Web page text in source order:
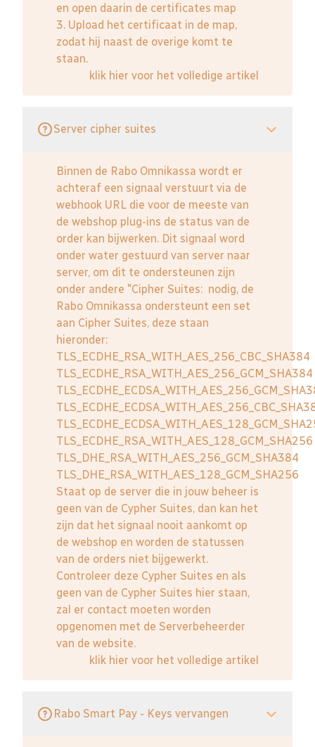
en open daarin de certificates map
3. Upload het certificaat in de map,
zodat hij naast de overige komt te
staan.
klik hier voor het volledige artikel
Server cipher suites
Binnen de Rabo Omnikassa wordt er
achteraf een signaal verstuurt via de
webhook URL die voor de meeste van
de webshop plug-ins de status van de
order kan bijwerken. Dit signaal word
onder water gestuurd van server naar
server, om dit te ondersteunen zijn
onder andere "Cipher Suites: nodig, de
Rabo Omnikassa ondersteunt een set
aan Cipher Suites, deze staan
hieronder:
TLS_ECDHE_RSA_WITH_AES_256_CBC_SHA384
TLS_ECDHE_RSA_WITH_AES_256_GCM_SHA384
TLS_ECDHE_RSA_WITH_AES_128_GCM_SHA256
TLS_DHE_RSA_WITH_AES_256_GCM_SHA384
TLS_DHE_RSA_WITH_AES_128_GCM_SHA256
Staat op de server die in jouw beheer is
geen van de Cypher Suites, dan kan het
zijn dat het signaal nooit aankomt op
de webshop en worden de statussen
van de orders niet bijgewerkt.
Controleer deze Cypher Suites en als
geen van de Cypher Suites hier staan,
zal er contact moeten worden
opgenomen met de Serverbeheerder
van de website.
klik hier voor het volledige artikel
Rabo Smart Pay - Keys vervangen